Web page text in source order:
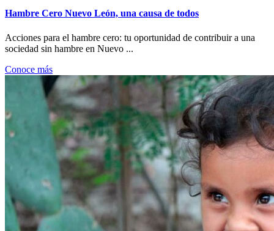
Hambre Cero Nuevo León, una causa de todos
Acciones para el hambre cero: tu oportunidad de contribuir a una
sociedad sin hambre en Nuevo ...
Conoce más